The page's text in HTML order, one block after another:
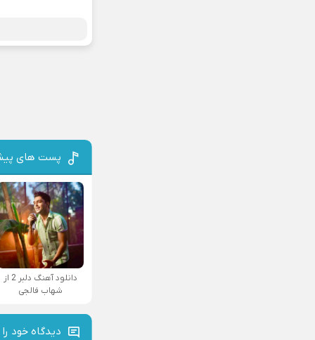
پست های
دانلود آهنگ دلبر 2 از
شهاب فالجی
دیدگاه خود